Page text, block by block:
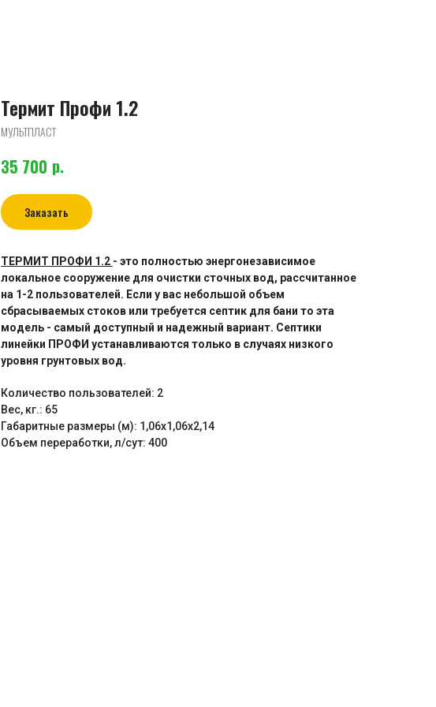
Термит Профи 1.2
МУЛЬТПЛАСТ
35 700 р.
Заказать
ТЕРМИТ ПРОФИ 1.2 - это полностью энергонезависимое
локальное сооружение для очистки сточных вод, рассчитанное
на 1-2 пользователей. Если у вас небольшой объем
сбрасываемых стоков или требуется септик для бани то эта
модель - самый доступный и надежный вариант. Септики
линейки ПРОФИ устанавливаются только в случаях низкого
уровня грунтовых вод.
Количество пользователей: 2
Вес, кг.: 65
Габаритные размеры (м): 1,06х1,06х2,14
Объем переработки, л/сут: 400